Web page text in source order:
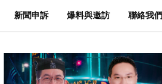
新聞申訴 爆料與邀訪 聯絡我們